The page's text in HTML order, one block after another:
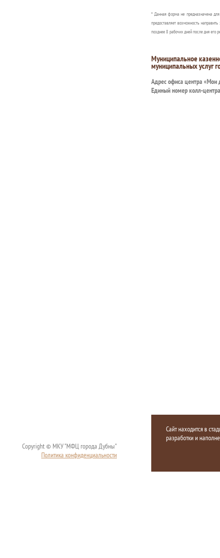
* Данная форма не предназначена
предоставляет возможность
позднее 8 рабочих дней после дня его
Муниципальное
муниципальных услуг
Адрес офиса центра «Мои
Единый номер колл-
Copyright © МКУ "МФЦ города Дубны"
Политика конфиденциальности
Сайт находится в
разработки и